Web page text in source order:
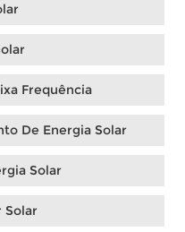
Frequência
De Energia Solar
Solar
Solar